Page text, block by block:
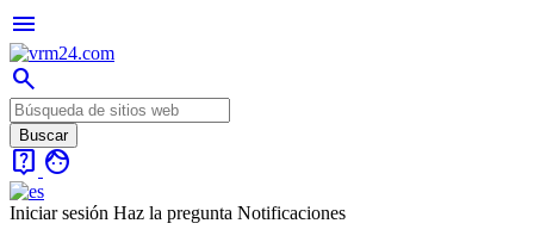
menu
search
live_help face
Iniciar sesión Haz la pregunta Notificaciones